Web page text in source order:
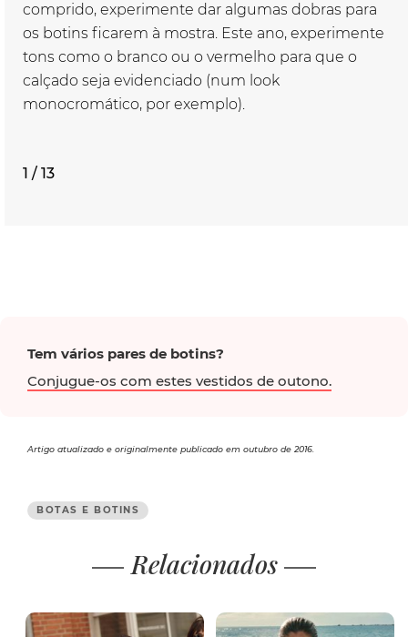
comprido, experimente dar algumas dobras para
os botins ficarem à mostra. Este ano, experimente
tons como o branco ou o vermelho para que o
calçado seja evidenciado (num look
monocromático, por exemplo).
1 / 13
Tem vários pares de botins?
Conjugue-os com estes vestidos de outono.
Artigo atualizado e originalmente publicado em outubro de 2016.
BOTAS E BOTINS
Relacionados